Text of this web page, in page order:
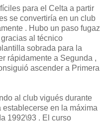
para el Celta a partir
se convertiría en un club
. Hubo un paso fugaz
al técnico
sobrada para la
rápidamente a Segunda ,
ascender a Primera
al club vigués durante
establecerse en la máxima
1992\93 . El curso